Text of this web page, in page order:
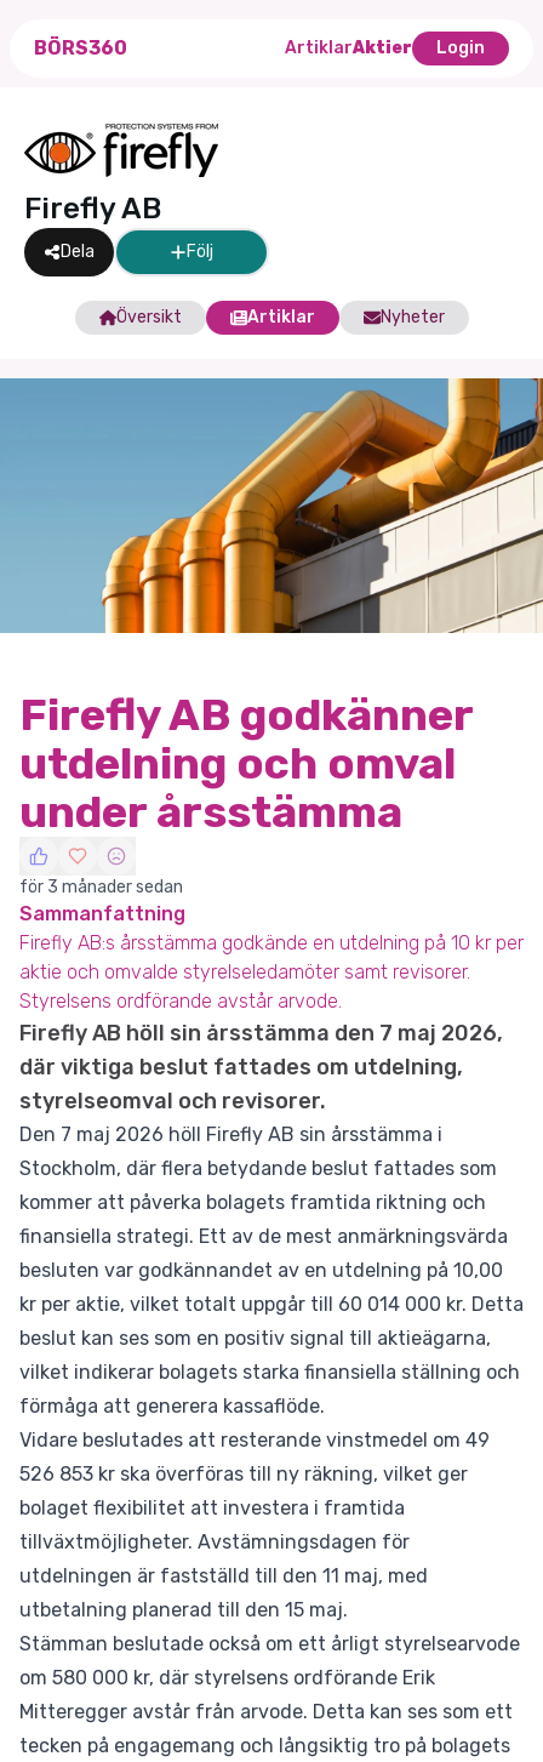
BÖRS360 ArtiklarAktier Login
Firefly AB
Dela Följ
Översikt Artiklar Nyheter
Firefly AB godkänner
utdelning och omval
under årsstämma
för 3 månader sedan
Sammanfattning
Firefly AB:s årsstämma godkände en utdelning på 10 kr per
aktie och omvalde styrelseledamöter samt revisorer.
Styrelsens ordförande avstår arvode.
Firefly AB höll sin årsstämma den 7 maj 2026,
där viktiga beslut fattades om utdelning,
styrelseomval och revisorer.
Den 7 maj 2026 höll Firefly AB sin årsstämma i
Stockholm, där flera betydande beslut fattades som
kommer att påverka bolagets framtida riktning och
finansiella strategi. Ett av de mest anmärkningsvärda
besluten var godkännandet av en utdelning på 10,00
kr per aktie, vilket totalt uppgår till 60 014 000 kr. Detta
beslut kan ses som en positiv signal till aktieägarna,
vilket indikerar bolagets starka finansiella ställning och
förmåga att generera kassaflöde.
Vidare beslutades att resterande vinstmedel om 49
526 853 kr ska överföras till ny räkning, vilket ger
bolaget flexibilitet att investera i framtida
tillväxtmöjligheter. Avstämningsdagen för
utdelningen är fastställd till den 11 maj, med
utbetalning planerad till den 15 maj.
Stämman beslutade också om ett årligt styrelsearvode
om 580 000 kr, där styrelsens ordförande Erik
Mitteregger avstår från arvode. Detta kan ses som ett
tecken på engagemang och långsiktig tro på bolagets